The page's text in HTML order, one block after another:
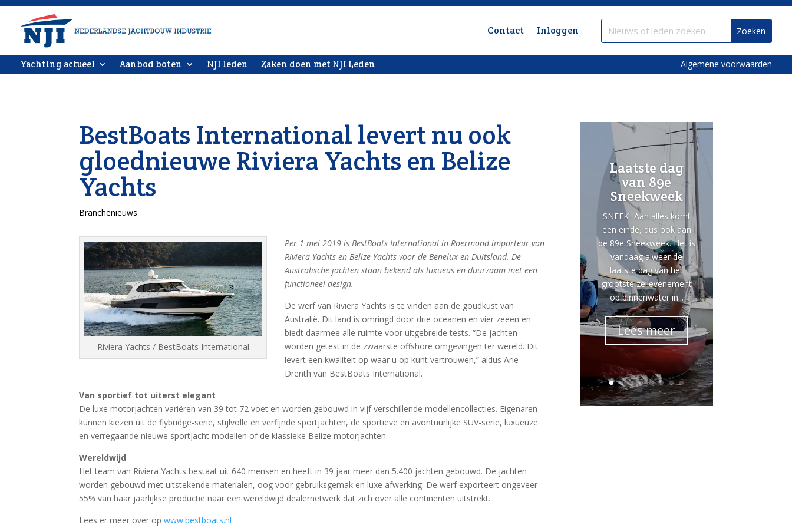
Contact Inloggen
Yachting actueel Aanbod boten NJI leden Zaken doen met NJI Leden Algemene voorwaarden
BestBoats International levert nu ook
gloednieuwe Riviera Yachts en Belize
Yachts
Branchenieuws
Riviera Yachts / BestBoats International
Per 1 mei 2019 is BestBoats International in Roermond importeur van
Riviera Yachts en Belize Yachts voor de Benelux en Duitsland. De
Australische jachten staan bekend als luxueus en duurzaam met een
functioneel design.
De werf van Riviera Yachts is te vinden aan de goudkust van
Australië. Dit land is omringd door drie oceanen en vier zeeën en
biedt daarmee alle ruimte voor uitgebreide tests. “De jachten
worden getest in de zwaarste offshore omgevingen ter wereld. Dit
levert een kwaliteit op waar u op kunt vertrouwen,” aldus Arie
Drenth van BestBoats International.
Van sportief tot uiterst elegant
De luxe motorjachten variëren van 39 tot 72 voet en worden gebouwd in vijf verschillende modellencollecties. Eigenaren
kunnen kiezen uit de flybridge-serie, stijlvolle en verfijnde sportjachten, de sportieve en avontuurlijke SUV-serie, luxueuze
en verregaande nieuwe sportjacht modellen of de klassieke Belize motorjachten.
Wereldwijd
Het team van Riviera Yachts bestaat uit 640 mensen en heeft in 39 jaar meer dan 5.400 jachten gebouwd. De jachten
worden gebouwd met uitstekende materialen, oog voor gebruiksgemak en luxe afwerking. De werf exporteert ongeveer
55% van haar jaarlijkse productie naar een wereldwijd dealernetwerk dat zich over alle continenten uitstrekt.
Lees er meer over opwww.bestboats.nl
Laatste dag
van 89e
Sneekweek
SNEEK- Aan alles komt
een einde, dus ook aan
de 89e Sneekweek. Het is
vandaag alweer de
laatste dag van het
grootste zeilevenement
op binnenwater in...
Lees meer